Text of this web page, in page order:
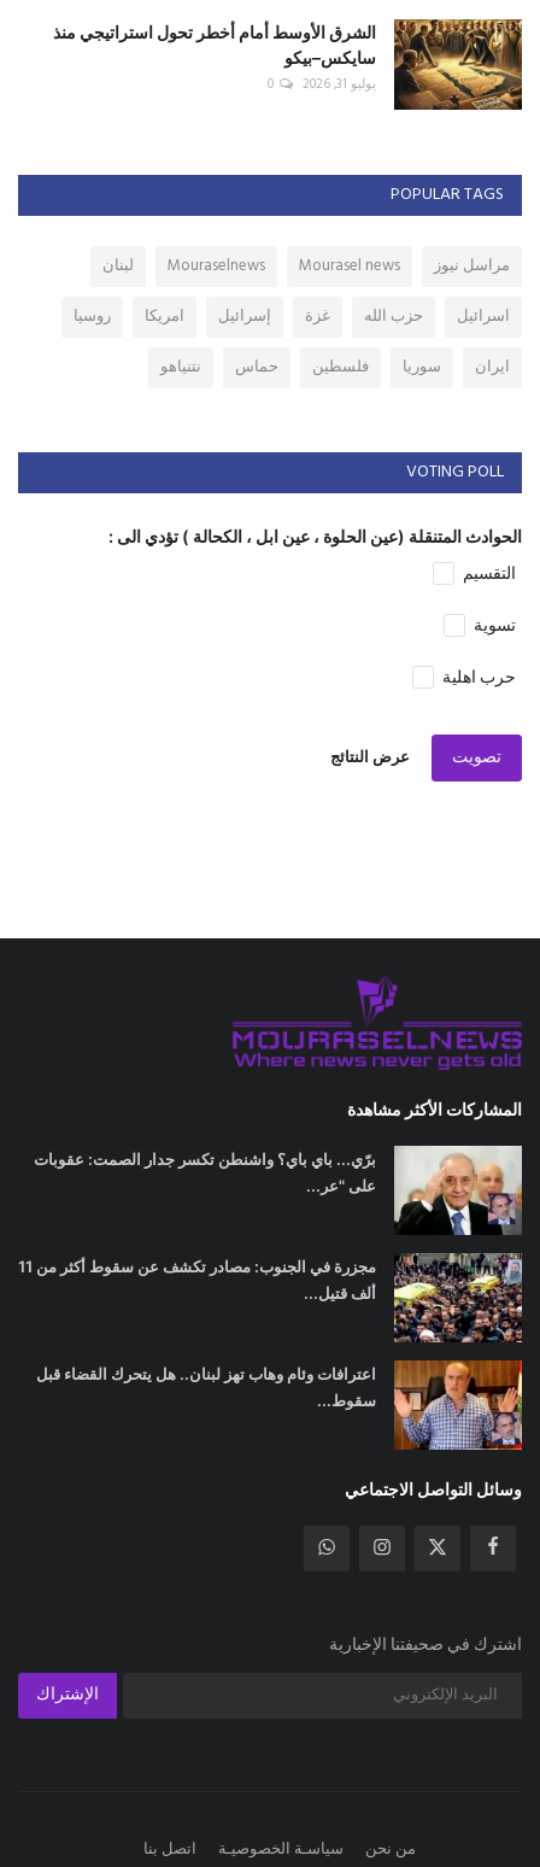
الشرق الأوسط أمام أخطر تحول استراتيجي منذ
سايكس–بيكو
يوليو 31, 2026 0
POPULAR TAGS
مراسل نيوز Mourasel news
Mouraselnews
لبنان
اسرائيل
حزب الله غزة إسرائيل امريكا
روسيا
ايران
سوريا فلسطين حماس نتنياهو
VOTING POLL
الحوادث المتنقلة (عين الحلوة ، عين ابل ، الكحالة ) تؤدي الى :
التقسيم
تسوية
حرب اهلية
تصويت عرض النتائج
المشاركات الأكثر مشاهدة
برّي... باي باي؟ واشنطن تكسر جدار الصمت: عقوبات
على "عر...
مجزرة في الجنوب: مصادر تكشف عن سقوط أكثر من 11
ألف قتيل...
اعترافات وئام وهاب تهز لبنان.. هل يتحرك القضاء قبل
سقوط...
وسائل التواصل الاجتماعي
اشترك في صحيفتنا الإخبارية
الإشتراك
من نحن سياسـة الخصوصيـة اتصل بنا